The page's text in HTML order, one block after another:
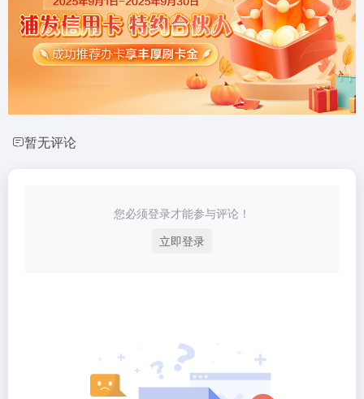
暂无评论
您必须登录才能参与评论！
立即登录